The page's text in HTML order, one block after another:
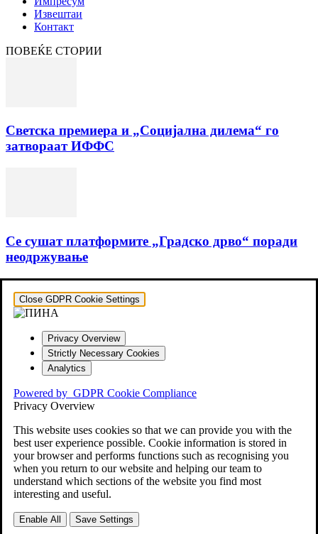
Извештаи
Контакт
ПОВЕЌЕ СТОРИИ
Светска премиера и „Социјална дилема“ го
затвораат ИФФС
Се сушат платформите „Градско дрво“ поради
неодржување
Close GDPR Cookie Settings
Privacy Overview
Strictly Necessary Cookies
Analytics
Powered by GDPR Cookie Compliance
Privacy Overview
This website uses cookies so that we can provide you with the
best user experience possible. Cookie information is stored in
your browser and performs functions such as recognising you
when you return to our website and helping our team to
understand which sections of the website you find most
interesting and useful.
Enable All Save Settings